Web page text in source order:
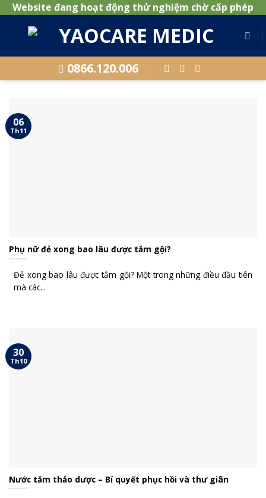
Website đang hoạt động thử nghiệm chờ cấp phép
0866.120.006
Phụ nữ đẻ xong bao lâu được tắm gội?
Đẻ xong bao lâu được tắm gội? Một trong những điều đầu tiên
mà các...
06
Th11
Nước tắm thảo dược – Bí quyết phục hồi và thư giãn
30
Th10